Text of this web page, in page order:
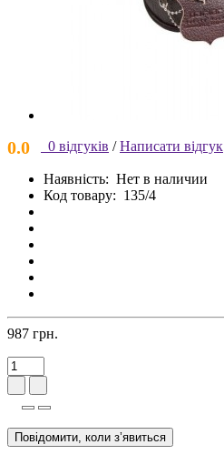
0.0 0 відгуків / Написати відгук
Наявність: Нет в наличии
Код товару: 135/4
987 грн.
Повідомити, коли з’явиться